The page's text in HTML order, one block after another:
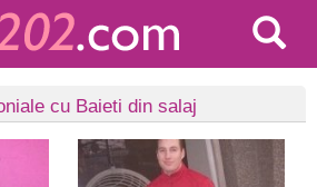
cu Baieti din salaj